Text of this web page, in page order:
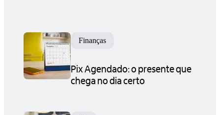
Finanças
Pix Agendado: o presente que
chega no dia certo